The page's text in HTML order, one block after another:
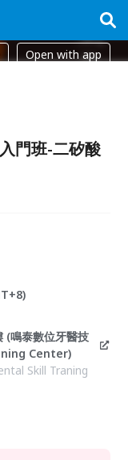
Open with app
門班-二矽酸
(鳴泰數位牙醫技
Center)
Skill Traning